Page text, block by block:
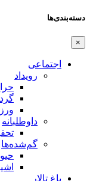
دسته‌بندی‌ها
×
اجتماعی
رویداد
داوطلبانه
گم‌شده‌ها
باغ تالار